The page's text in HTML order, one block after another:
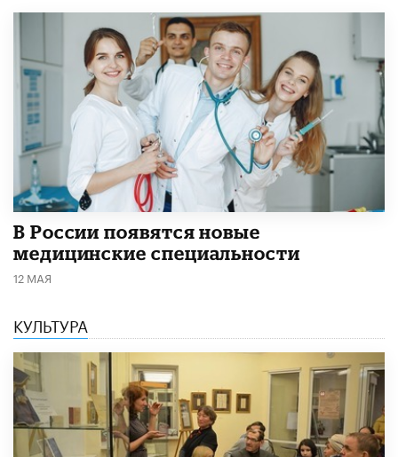
В России появятся новые
медицинские специальности
12 МАЯ
КУЛЬТУРА